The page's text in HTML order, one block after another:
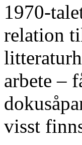
1970-
relation
arbete –
visst